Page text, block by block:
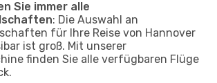
Sie immer alle
: Die Auswahl an
für Ihre Reise von Hannover
ist groß. Mit unserer
finden Sie alle verfügbaren Flüge